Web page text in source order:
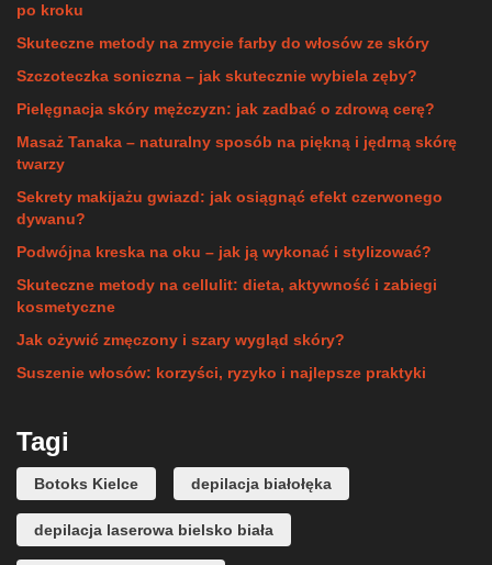
po kroku
Skuteczne metody na zmycie farby do włosów ze skóry
Szczoteczka soniczna – jak skutecznie wybiela zęby?
Pielęgnacja skóry mężczyzn: jak zadbać o zdrową cerę?
Masaż Tanaka – naturalny sposób na piękną i jędrną skórę
twarzy
Sekrety makijażu gwiazd: jak osiągnąć efekt czerwonego
dywanu?
Podwójna kreska na oku – jak ją wykonać i stylizować?
Skuteczne metody na cellulit: dieta, aktywność i zabiegi
kosmetyczne
Jak ożywić zmęczony i szary wygląd skóry?
Suszenie włosów: korzyści, ryzyko i najlepsze praktyki
Tagi
Botoks Kielce depilacja białołęka
depilacja laserowa bielsko biała